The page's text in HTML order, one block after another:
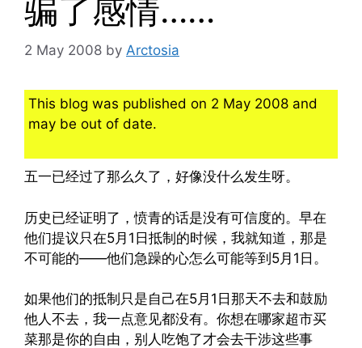
骗了感情……
2 May 2008 by Arctosia
This blog was published on 2 May 2008 and
may be out of date.
五一已经过了那么久了，好像没什么发生呀。
历史已经证明了，愤青的话是没有可信度的。早在
他们提议只在5月1日抵制的时候，我就知道，那是
不可能的——他们急躁的心怎么可能等到5月1日。
如果他们的抵制只是自己在5月1日那天不去和鼓励
他人不去，我一点意见都没有。你想在哪家超市买
菜那是你的自由，别人吃饱了才会去干涉这些事